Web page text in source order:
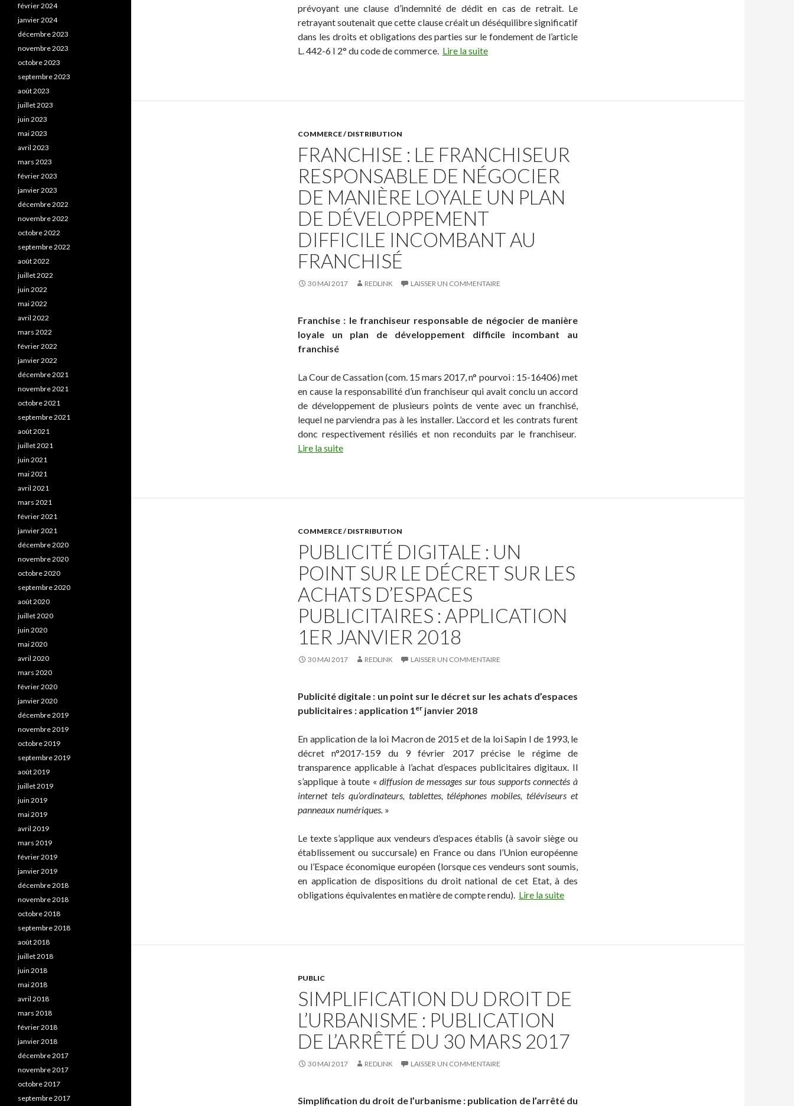
prévoyant une clause d’indemnité de dédit en cas de retrait. Le
retrayant soutenait que cette clause créait un déséquilibre significatif
dans les droits et obligations des parties sur le fondement de l’article
L. 442-6 I 2° du code de commerce. Lire la suite
COMMERCE / DISTRIBUTION
FRANCHISE : LE FRANCHISEUR
RESPONSABLE DE NÉGOCIER
DE MANIÈRE LOYALE UN PLAN
DE DÉVELOPPEMENT
DIFFICILE INCOMBANT AU
FRANCHISÉ
30 MAI 2017 REDLINK LAISSER UN COMMENTAIRE
Franchise : le franchiseur responsable de négocier de manière
loyale un plan de développement difficile incombant au
franchisé
La Cour de Cassation (com. 15 mars 2017, n° pourvoi : 15-16406) met
en cause la responsabilité d’un franchiseur qui avait conclu un accord
de développement de plusieurs points de vente avec un franchisé,
lequel ne parviendra pas à les installer. L’accord et les contrats furent
donc respectivement résiliés et non reconduits par le franchiseur.
Lire la suite
COMMERCE / DISTRIBUTION
PUBLICITÉ DIGITALE : UN
POINT SUR LE DÉCRET SUR LES
ACHATS D’ESPACES
PUBLICITAIRES : APPLICATION
1ER JANVIER 2018
30 MAI 2017 REDLINK LAISSER UN COMMENTAIRE
Publicité digitale : un point sur le décret sur les achats d’espaces
publicitaires : application 1er janvier 2018
En application de la loi Macron de 2015 et de la loi Sapin I de 1993, le
décret n°2017-159 du 9 février 2017 précise le régime de
transparence applicable à l’achat d’espaces publicitaires digitaux. Il
s’applique à toute «diffusion de messages sur tous supports connectés à
internet tels qu’ordinateurs, tablettes, téléphones mobiles, téléviseurs et
panneaux numériques. »
Le texte s’applique aux vendeurs d’espaces établis (à savoir siège ou
établissement ou succursale) en France ou dans l’Union européenne
ou l’Espace économique européen (lorsque ces vendeurs sont soumis,
en application de dispositions du droit national de cet Etat, à des
obligations équivalentes en matière de compte rendu). Lire la suite
PUBLIC
SIMPLIFICATION DU DROIT DE
L’URBANISME : PUBLICATION
DE L’ARRÊTÉ DU 30 MARS 2017
30 MAI 2017 REDLINK LAISSER UN COMMENTAIRE
Simplification du droit de l’urbanisme : publication de l’arrêté du
février 2024
janvier 2024
décembre 2023
novembre 2023
octobre 2023
septembre 2023
août 2023
juillet 2023
juin 2023
mai 2023
avril 2023
mars 2023
février 2023
janvier 2023
décembre 2022
novembre 2022
octobre 2022
septembre 2022
août 2022
juillet 2022
juin 2022
mai 2022
avril 2022
mars 2022
février 2022
janvier 2022
décembre 2021
novembre 2021
octobre 2021
septembre 2021
août 2021
juillet 2021
juin 2021
mai 2021
avril 2021
mars 2021
février 2021
janvier 2021
décembre 2020
novembre 2020
octobre 2020
septembre 2020
août 2020
juillet 2020
juin 2020
mai 2020
avril 2020
mars 2020
février 2020
janvier 2020
décembre 2019
novembre 2019
octobre 2019
septembre 2019
août 2019
juillet 2019
juin 2019
mai 2019
avril 2019
mars 2019
février 2019
janvier 2019
décembre 2018
novembre 2018
octobre 2018
septembre 2018
août 2018
juillet 2018
juin 2018
mai 2018
avril 2018
mars 2018
février 2018
janvier 2018
décembre 2017
novembre 2017
octobre 2017
septembre 2017